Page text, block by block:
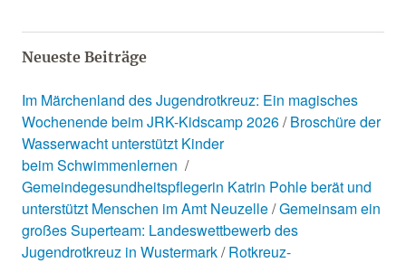
Neueste Beiträge
Im Märchenland des Jugendrotkreuz: Ein magisches
Wochenende beim JRK-Kidscamp 2026 Broschüre der
Wasserwacht unterstützt Kinder
beim Schwimmenlernen
Gemeindegesundheitspflegerin Katrin Pohle berät und
unterstützt Menschen im Amt Neuzelle Gemeinsam ein
großes Superteam: Landeswettbewerb des
Jugendrotkreuz in Wustermark Rotkreuz-